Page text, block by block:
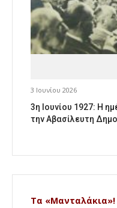
3 Ιουνίου 2026
3η Ιουνίου 1927: Η
την Αβασίλευτη
Τα «Μανταλάκια»!